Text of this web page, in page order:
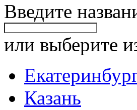
Введите
или выберите
Казань